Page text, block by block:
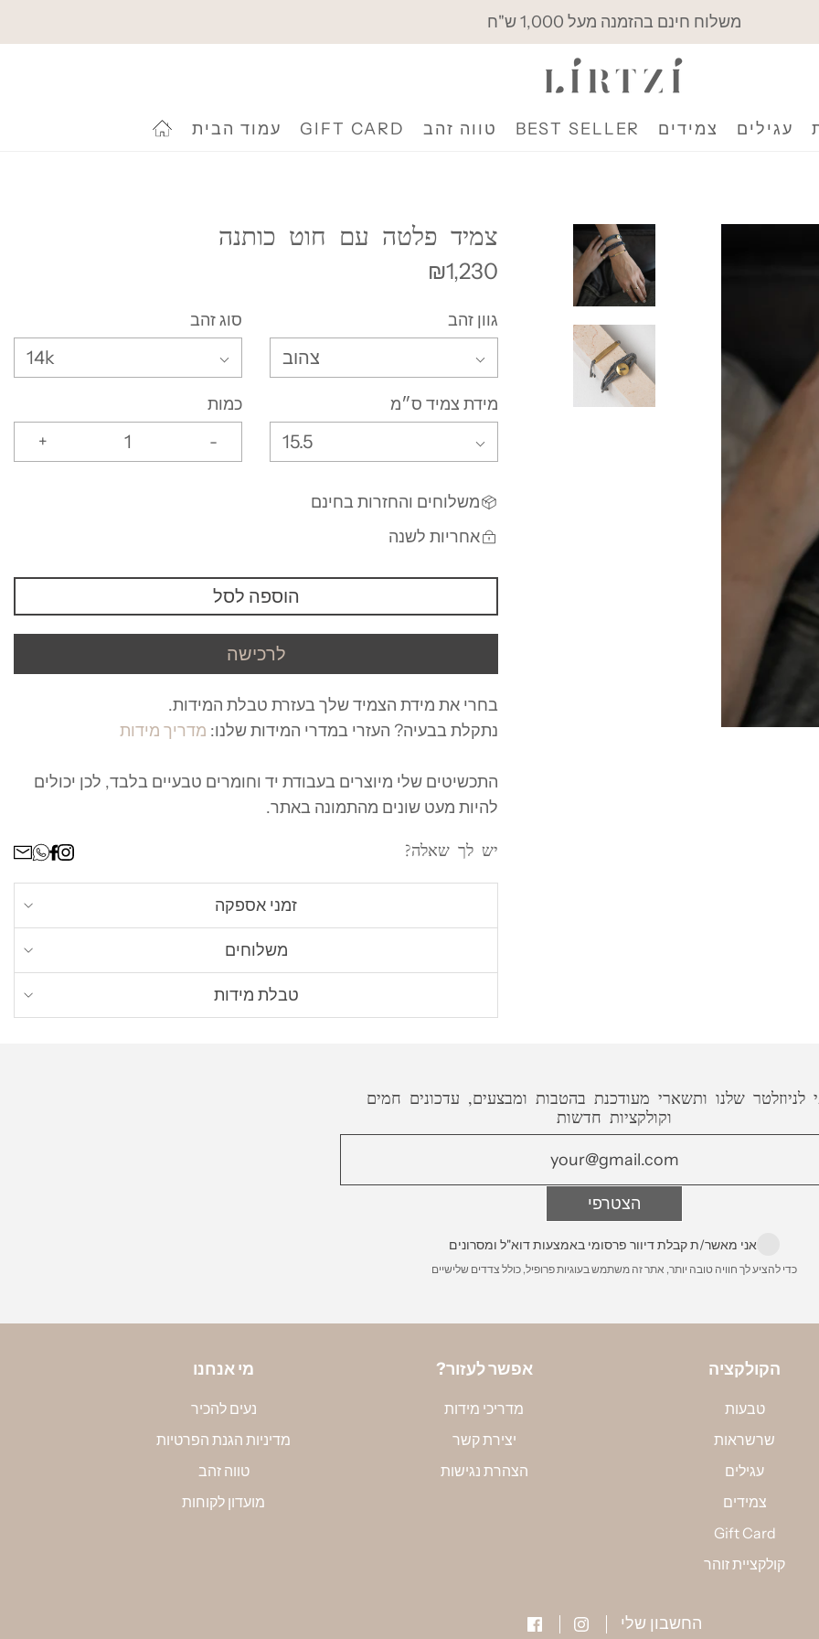
משלוח חינם בהזמנה מעל 1,000 ש"ח
עגילים צמידים BEST SELLER טווה זהב GIFT CARD עמוד הבית
צמיד פלטה עם חוט כותנה
₪1,230
גוון זהב
צהוב
סוג זהב
14k
מידת צמיד ס״מ
15.5
כמות
-
+
משלוחים והחזרות בחינם
אחריות לשנה
הוספה לסל
לרכישה
בחרי את מידת הצמיד שלך בעזרת טבלת המידות.
נתקלת בבעיה? העזרי במדרי המידות שלנו: מדריך מידות
התכשיטים שלי מיוצרים בעבודת יד וחומרים טבעיים בלבד, לכן יכולים
להיות מעט שונים מהתמונה באתר.
יש לך שאלה?
זמני אספקה
אנחנו מכינים כל תכשיט לפי הזמנה אישית, זמן הייצור עשוי לקחת
משלוחים
. עד 4 ימי עסקים מרגע שההזמנה מוכנה
טבלת מידות
למדוד את הקוטר הפנימי. את הקוטר שמדדת תוכלי להמיר למידה
לניוזלטר שלנו ותשארי מעודכנת בהטבות ומבצעים, עדכונים חמים
וקולקציות חדשות
הצטרפי
אני מאשר/ת קבלת דיוור פרסומי באמצעות דוא"ל ומסרונים
כדי להציע לך חוויה טובה יותר, אתר זה משתמש בעוגיות פרופיל, כולל צדדים שלישיים
מי אנחנו
נעים להכיר
מדיניות הגנת הפרטיות
טווה זהב
מועדון לקוחות
?אפשר לעזור
מדריכי מידות
יצירת קשר
הצהרת נגישות
הקולקציה
טבעות
שרשראות
עגילים
צמידים
Gift Card
קולקציית זוהר
החשבון שלי
מאשר/ת קבלת מסרים שיווקים למייל